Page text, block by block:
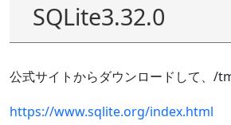
SQLite3.32.0
公式サイトからダウンロードして、/
https://www.sqlite.org/index.html